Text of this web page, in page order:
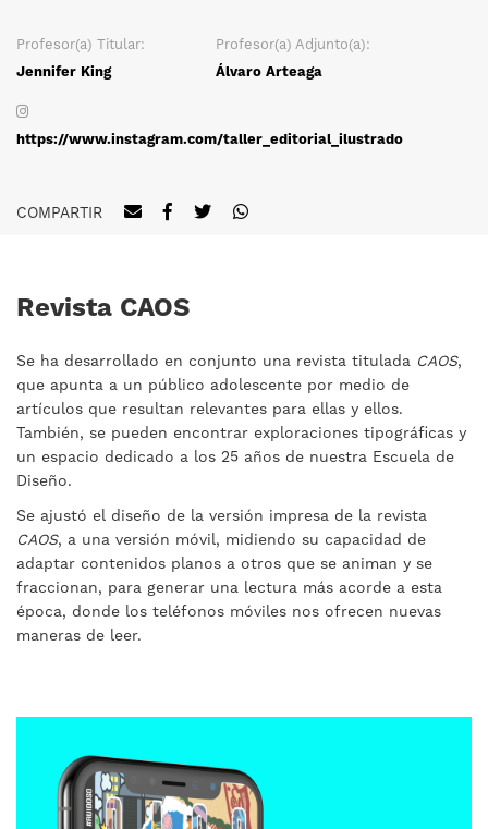
Profesor(a) Titular:
Jennifer King
Profesor(a) Adjunto(a):
Álvaro Arteaga
https://www.instagram.com/taller_editorial_ilustrado
COMPARTIR
Revista CAOS
Se ha desarrollado en conjunto una revista titulada CAOS,
que apunta a un público adolescente por medio de
artículos que resultan relevantes para ellas y ellos.
También, se pueden encontrar exploraciones tipográficas y
un espacio dedicado a los 25 años de nuestra Escuela de
Diseño.
Se ajustó el diseño de la versión impresa de la revista
CAOS, a una versión móvil, midiendo su capacidad de
adaptar contenidos planos a otros que se animan y se
fraccionan, para generar una lectura más acorde a esta
época, donde los teléfonos móviles nos ofrecen nuevas
maneras de leer.